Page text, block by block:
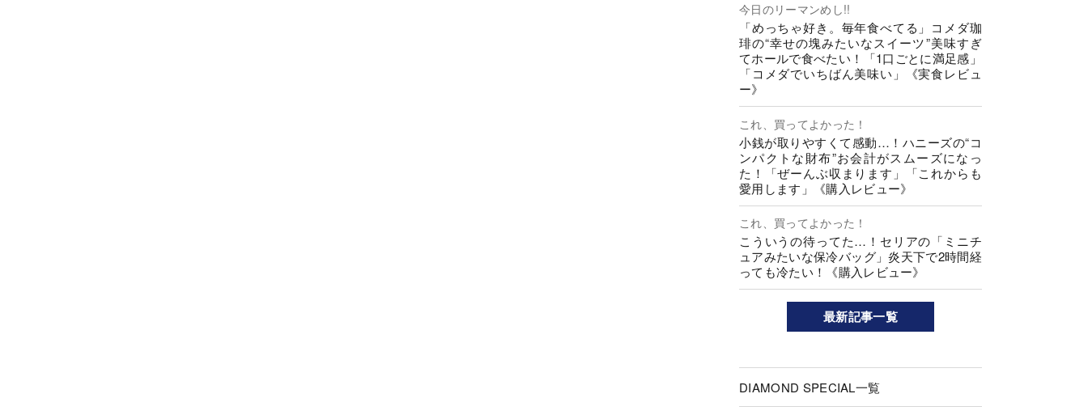
今日のリーマンめし!!
「めっちゃ好き。毎年食べてる」コメダ珈
琲の“幸せの塊みたいなスイーツ”美味すぎ
てホールで食べたい！「1口ごとに満足感」
「コメダでいちばん美味い」《実食レビュ
ー》
これ、買ってよかった！
小銭が取りやすくて感動…！ハニーズの“コ
ンパクトな財布”お会計がスムーズになっ
た！「ぜーんぶ収まります」「これからも
愛用します」《購入レビュー》
これ、買ってよかった！
こういうの待ってた…！セリアの「ミニチ
ュアみたいな保冷バッグ」炎天下で2時間経
っても冷たい！《購入レビュー》
最新記事一覧
DIAMOND SPECIAL一覧